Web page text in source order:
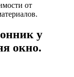
от
у
окно.